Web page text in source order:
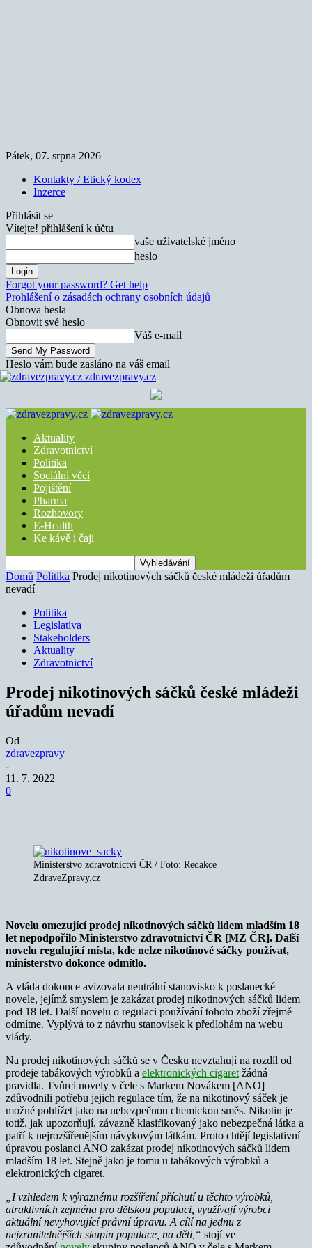
Pátek, 07. srpna 2026
Kontakty / Etický kodex
Inzerce
Přihlásit se
Vítejte! přihlášení k účtu
vaše uživatelské jméno
heslo
Forgot your password? Get help
Prohlášení o zásadách ochrany osobních údajů
Obnova hesla
Obnovit své heslo
Váš e-mail
Heslo vám bude zasláno na váš email
zdravezpravy.cz
Aktuality
Zdravotnictví
Politika
Sociální věci
Pojištění
Pharma
Rozhovory
E-Health
Ke kávě i čaji
Domů Politika Prodej nikotinových sáčků české mládeži úřadům
nevadí
Politika
Legislativa
Stakeholders
Aktuality
Zdravotnictví
Prodej nikotinových sáčků české mládeži
úřadům nevadí
Od
zdravezpravy
-
11. 7. 2022
0
Ministerstvo zdravotnictví ČR / Foto: Redakce
ZdraveZpravy.cz
Novelu omezující prodej nikotinových sáčků lidem mladším 18
let nepodpořilo Ministerstvo zdravotnictví ČR [MZ ČR]. Další
novelu regulující místa, kde nelze nikotinové sáčky používat,
ministerstvo dokonce odmítlo.
A vláda dokonce avizovala neutrální stanovisko k poslanecké
novele, jejímž smyslem je zakázat prodej nikotinových sáčků lidem
pod 18 let. Další novelu o regulaci používání tohoto zboží zřejmě
odmítne. Vyplývá to z návrhu stanovisek k předlohám na webu
vlády.
Na prodej nikotinových sáčků se v Česku nevztahují na rozdíl od
prodeje tabákových výrobků a elektronických cigaret žádná
pravidla. Tvůrci novely v čele s Markem Novákem [ANO]
zdůvodnili potřebu jejich regulace tím, že na nikotinový sáček je
možné pohlížet jako na nebezpečnou chemickou směs. Nikotin je
totiž, jak upozorňují, závazně klasifikovaný jako nebezpečná látka a
patří k nejrozšířenějším návykovým látkám. Proto chtějí legislativní
úpravou poslanci ANO zakázat prodej nikotinových sáčků lidem
mladším 18 let. Stejně jako je tomu u tabákových výrobků a
elektronických cigaret.
„I vzhledem k výraznému rozšíření příchutí u těchto výrobků,
atraktivních zejména pro dětskou populaci, využívají výrobci
aktuální nevyhovující právní úpravu. A cílí na jednu z
nejzranitelnějších skupin populace, na děti,“ stojí ve